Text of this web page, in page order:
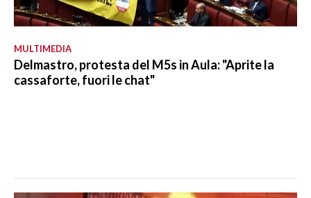
MULTIMEDIA
Delmastro, protesta del M5s in Aula: "Aprite la
cassaforte, fuori le chat"